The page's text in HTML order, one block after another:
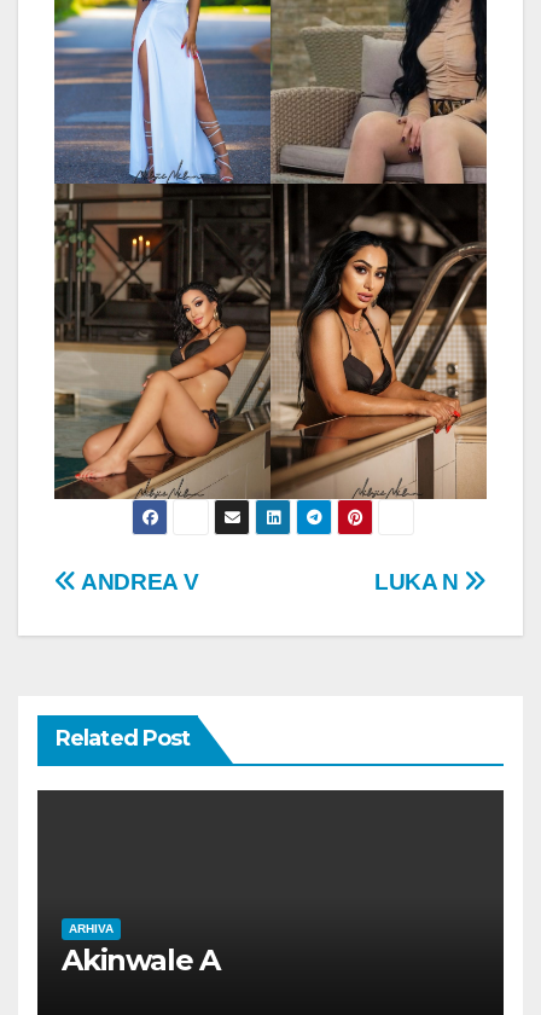
Post
navigation
LUKA N
ANDREA V
Related Post
ARHIVA
Akinwale A